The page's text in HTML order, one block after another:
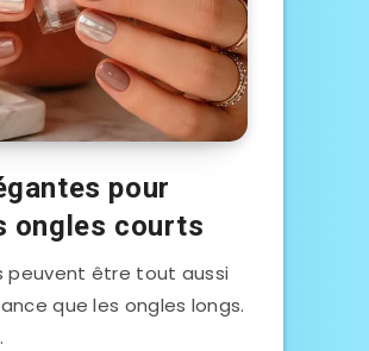
pour
ongles courts
peuvent être tout aussi
que les ongles longs.